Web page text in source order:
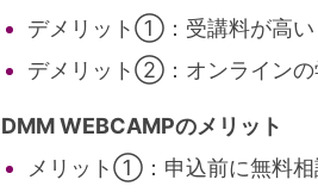
デメリット①：受講料が高い
デメリット②：オンラインの
DMM WEBCAMPのメリット
メリット①：申込前に無料相